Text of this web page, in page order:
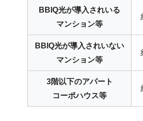
BBIQ光が導入されいる
マンション等
BBIQ光が導入されいない
マンション等
3階以下のアパート
コーポハウス等